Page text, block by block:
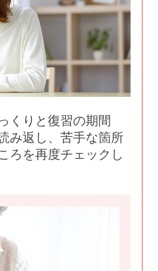
くりと復習の期間
み返し、苦手な箇所
ろを再度チェックし